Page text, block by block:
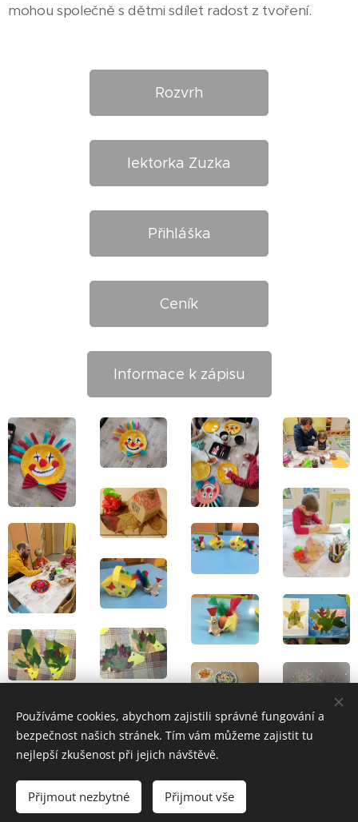
mohou společně s dětmi sdílet radost z tvoření.
Rozvrh
lektorka Zuzka
Přihláška
Ceník
Informace k zápisu
Používáme cookies, abychom zajistili správné fungování a
bezpečnost našich stránek. Tím vám můžeme zajistit tu
nejlepší zkušenost při jejich návštěvě.
Přijmout nezbytné Přijmout vše